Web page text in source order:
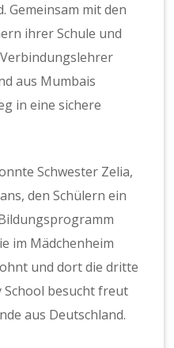
Gemeinsam mit den
ihrer Schule und
aus Mumbais
in eine sichere
Schwester Zelia,
den Schülern ein
im Mädchenheim
und dort die dritte
School besucht freut
aus Deutschland.